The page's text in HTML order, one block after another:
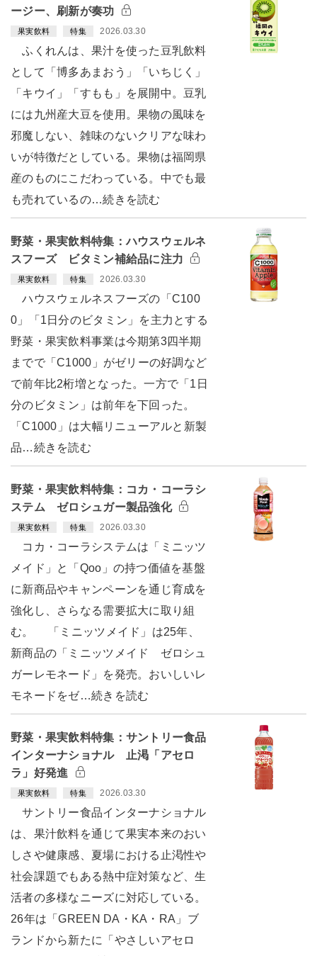
ージー、刷新が奏功
果実飲料 特集 2026.03.30
ふくれんは、果汁を使った豆乳飲料
として「博多あまおう」「いちじく」
「キウイ」「すもも」を展開中。豆乳
には九州産大豆を使用。果物の風味を
邪魔しない、雑味のないクリアな味わ
いが特徴だとしている。果物は福岡県
産のものにこだわっている。中でも最
も売れているの…続きを読む
野菜・果実飲料特集：ハウスウェルネ
スフーズ ビタミン補給品に注力
果実飲料 特集 2026.03.30
ハウスウェルネスフーズの「C100
0」「1日分のビタミン」を主力とする
野菜・果実飲料事業は今期第3四半期
までで「C1000」がゼリーの好調など
で前年比2桁増となった。一方で「1日
分のビタミン」は前年を下回った。
「C1000」は大幅リニューアルと新製
品…続きを読む
野菜・果実飲料特集：コカ・コーラシ
ステム ゼロシュガー製品強化
果実飲料 特集 2026.03.30
コカ・コーラシステムは「ミニッツ
メイド」と「Qoo」の持つ価値を基盤
に新商品やキャンペーンを通じ育成を
強化し、さらなる需要拡大に取り組
む。 「ミニッツメイド」は25年、
新商品の「ミニッツメイド ゼロシュ
ガーレモネード」を発売。おいしいレ
モネードをゼ…続きを読む
野菜・果実飲料特集：サントリー食品
インターナショナル 止渇「アセロ
ラ」好発進
果実飲料 特集 2026.03.30
サントリー食品インターナショナル
は、果汁飲料を通じて果実本来のおい
しさや健康感、夏場における止渇性や
社会課題でもある熱中症対策など、生
活者の多様なニーズに対応している。
26年は「GREEN DA・KA・RA」ブ
ランドから新たに「やさしいアセロ